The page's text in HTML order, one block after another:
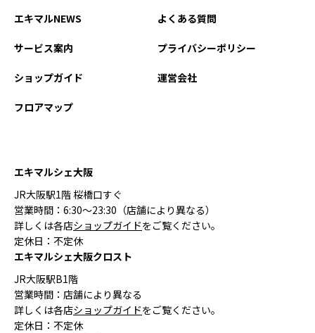
エキマルNEWS
サービス案内
ショップガイド
フロアマップ
よくある質問
プライバシーポリシー
運営会社
エキマルシェ大阪
JR大阪駅1階 桜橋口すぐ
営業時間：6:30〜23:30（店舗により異なる）
詳しくは各店ショップガイドをご覧ください。
定休日：不定休
エキマルシェ大阪クロスト
JR大阪駅B1階
営業時間：店舗により異なる
詳しくは各店ショップガイドをご覧ください。
定休日：不定休